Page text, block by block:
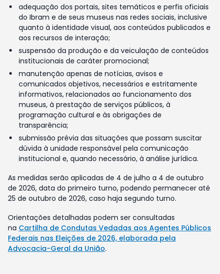
adequação dos portais, sites temáticos e perfis oficiais
do Ibram e de seus museus nas redes sociais, inclusive
quanto à identidade visual, aos conteúdos publicados e
aos recursos de interação;
suspensão da produção e da veiculação de conteúdos
institucionais de caráter promocional;
manutenção apenas de notícias, avisos e
comunicados objetivos, necessários e estritamente
informativos, relacionados ao funcionamento dos
museus, à prestação de serviços públicos, à
programação cultural e às obrigações de
transparência;
submissão prévia das situações que possam suscitar
dúvida à unidade responsável pela comunicação
institucional e, quando necessário, à análise jurídica.
As medidas serão aplicadas de 4 de julho a 4 de outubro
de 2026, data do primeiro turno, podendo permanecer até
25 de outubro de 2026, caso haja segundo turno.
Orientações detalhadas podem ser consultadas
na Cartilha de Condutas Vedadas aos Agentes Públicos
Federais nas Eleições de 2026, elaborada pela
Advocacia-Geral da União.